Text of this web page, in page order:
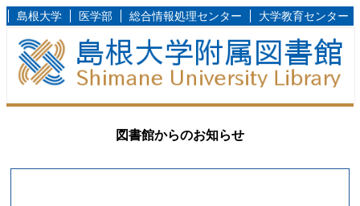
島根大学 医学部 総合情報処理センター 大学教育センター
図書館からのお知らせ